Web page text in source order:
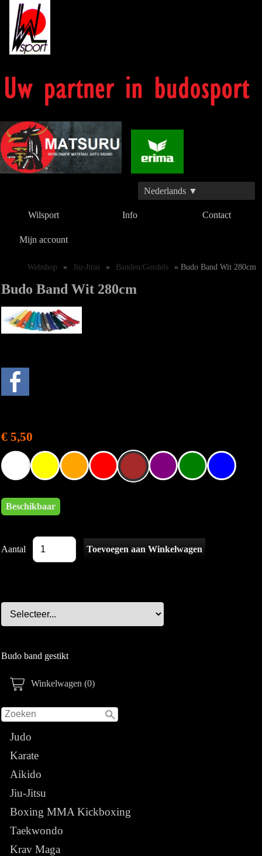
Nederlands ▼
Wilsport Info Contact
Mijn account
Winkelwagen (0)
Judo
Karate
Aikido
Jiu-Jitsu
Boxing MMA Kickboxing
Taekwondo
Krav Maga
Webshop » Jiu-Jitsu » Banden/Gordels » Budo Band Wit 280cm
Budo Band Wit 280cm
€ 5,50
Beschikbaar
Aantal
Budo band gestikt